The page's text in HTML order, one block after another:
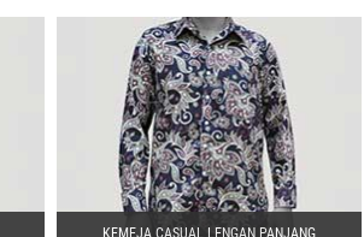
KEMEJA CASUAL LENGAN PANJANG